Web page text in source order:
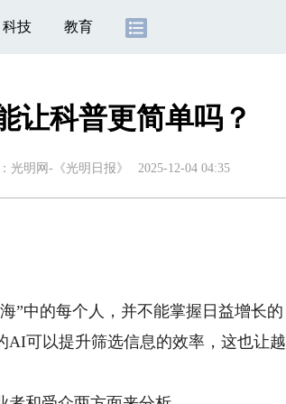
科技 教育
让科普更简单吗？
光明网-《光明日报》 2025-12-04 04:35
中的每个人，并不能掌握日益增长的
AI可以提升筛选信息的效率，这也让越